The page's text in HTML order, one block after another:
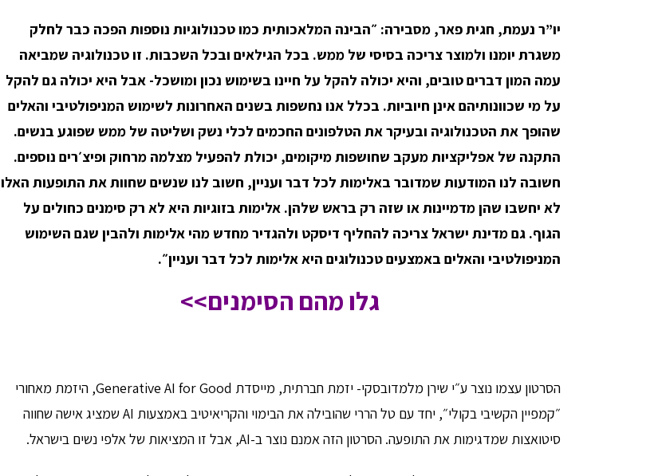
יו”ר נעמת, חגית פאר, מסבירה: ״הבינה המלאכותית כמו טכנולוגיות נוספות הפכה כבר לחלק
משגרת יומנו ולמוצר צריכה בסיסי של ממש. בכל הגילאים ובכל השכבות. זו טכנולוגיה שמביאה
עמה המון דברים טובים, והיא יכולה להקל על חיינו בשימוש נכון ומושכל- אבל היא יכולה גם להקל
על מי שכוונותיהם אינן חיוביות. בכלל אנו נחשפות בשנים האחרונות לשימוש המניפולטיבי והאלים
שהופך את הטכנולוגיה ובעיקר את הטלפונים החכמים לכלי נשק ושליטה של ממש שפוגע בנשים.
התקנה של אפליקציות מעקב שחושפות מיקומים, יכולת להפעיל מצלמה מרחוק ופיצ׳רים נוספים.
חשובה לנו המודעות שמדובר באלימות לכל דבר ועניין, חשוב לנו שנשים שחוות את התופעות האלו
לא יחשבו שהן מדמיינות או שזה רק בראש שלהן. אלימות בזוגיות היא לא רק סימנים כחולים על
הגוף. גם מדינת ישראל צריכה להחליף דיסקט ולהגדיר מחדש מהי אלימות ולהבין שגם השימוש
המניפולטיבי והאלים באמצעים טכנולוגים היא אלימות לכל דבר ועניין״.
גלו מהם הסימנים>>
הסרטון עצמו נוצר ע״י שירן מלמדובסקי- יזמת חברתית, מייסדת Generative AI for Good, היזמת מאחורי
״קמפיין הקשיבי בקולי״, יחד עם טל הררי שהובילה את הבימוי והקריאיטיב באמצעות AI שמציג אישה שחווה
סיטואצות שמדגימות את התופעה. הסרטון הזה אמנם נוצר ב-AI, אבל זו המציאות של אלפי נשים בישראל.